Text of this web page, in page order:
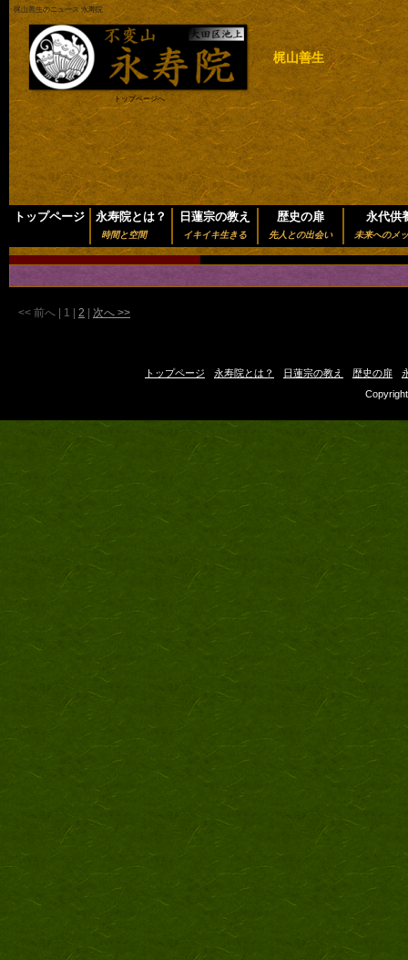
梶山善生のニュース 永寿院
梶山善生
トップページへ
トップページ 永寿院とは？
時間と空間
日蓮宗の教え
イキイキ生きる
歴史の扉
先人との出会い
永代供
未来へのメ
<< 前へ 1 2 次へ >>
トップページ 永寿院とは？ 日蓮宗の教え 歴史の扉